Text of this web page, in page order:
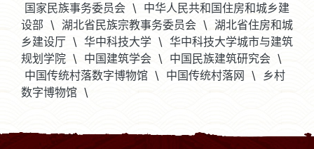
国家民族事务委员会 \ 中华人民共和国住房和城乡建
设部 \ 湖北省民族宗教事务委员会 \ 湖北省住房和城
乡建设厅 \ 华中科技大学 \ 华中科技大学城市与建筑
规划学院 \ 中国建筑学会 \ 中国民族建筑研究会 \
中国传统村落数字博物馆 \ 中国传统村落网 \
乡村
数字博物馆 \